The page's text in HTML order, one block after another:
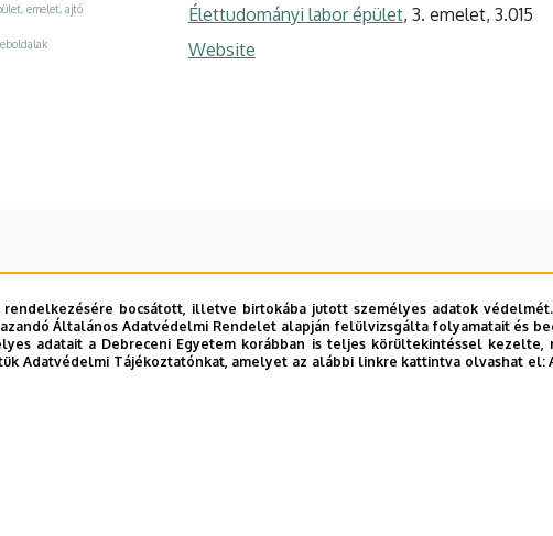
emelet, ajtó Élettudományi labor épület, 3. emelet, 3.015
Website
bocsátott, illetve birtokába jutott személyes adatok
Általános Adatvédelmi Rendelet alapján felülvizsgálta folyamatait és
adatait a Debreceni Egyetem korábban is teljes körültekintéssel
Adatvédelmi Tájékoztatónkat, amelyet az alábbi linkre kattintva olvashat el: